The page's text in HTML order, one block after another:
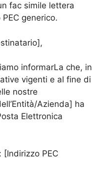
fac simile lettera
generico.
informarLa che, in
vigenti e al fine di
nostre
Azienda] ha
Elettronica
[Indirizzo PEC